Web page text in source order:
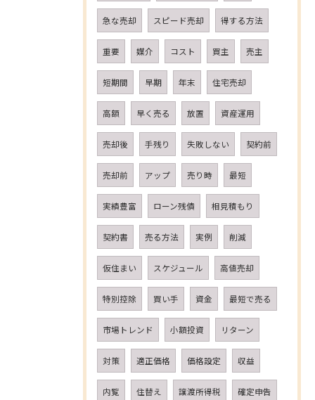
急な売却 スピード売却 得する方法
重要 媒介 コスト 買主 売主
短期間 早期 年末 住宅売却
高額 早く売る 放置 資産運用
売却後 手残り 失敗しない 契約前
売却前 アップ 売り時 最短
実績豊富 ローン残債 相見積もり
契約書 売る方法 実例 削減
仮住まい スケジュール 高値売却
特別控除 買い手 資金 最短で売る
市場トレンド 小額投資 リターン
対策 適正価格 価格設定 収益
内覧 住替え 譲渡所得税 確定申告